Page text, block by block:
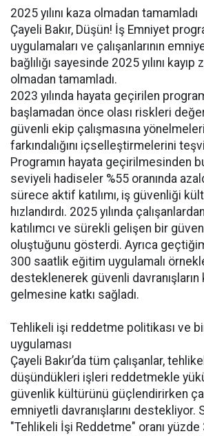
2025 yılını kaza olmadan tamamladı
Çayeli Bakır, Düşün! İş Emniyet
uygulamaları ve çalışanlarının
bağlılığı sayesinde 2025 yılını kayıp
olmadan tamamladı.
2023 yılında hayata geçirilen
başlamadan önce olası riskleri
güvenli ekip çalışmasına
farkındalığını içselleştirmelerini
Programın hayata geçirilmesinden
seviyeli hadiseler %55 oranında
sürece aktif katılımı, iş güvenliği
hızlandırdı. 2025 yılında
katılımcı ve sürekli gelişen bir
oluştuğunu gösterdi. Ayrıca
300 saatlik eğitim uygulamalı
desteklenerek güvenli davranışların
gelmesine katkı sağladı.
Tehlikeli işi reddetme politikası ve
uygulaması
Çayeli Bakır’da tüm çalışanlar,
düşündükleri işleri reddetmekle
güvenlik kültürünü güçlendirirken
emniyetli davranışlarını destekliyor.
"Tehlikeli İşi Reddetme" oranı yüzde